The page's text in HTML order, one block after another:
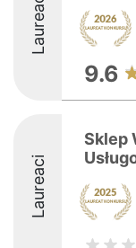
Laureaci
9.6
Laureaci
Sklep